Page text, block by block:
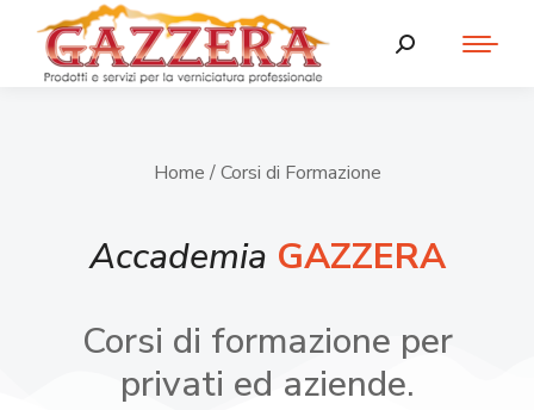
Home / Corsi di Formazione
Accademia GAZZERA
Corsi di formazione per
privati ed aziende.